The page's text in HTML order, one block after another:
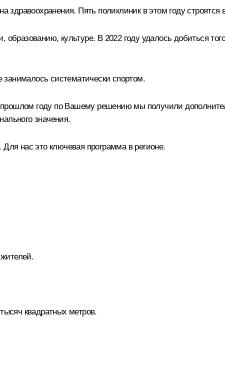
здравоохранения. Пять поликлиник в этом году
культуре. В 2022 году удалось добиться
занималось систематически спортом.
году по Вашему решению мы получили
значения.
нас это ключевая программа в регионе.
квадратных метров.